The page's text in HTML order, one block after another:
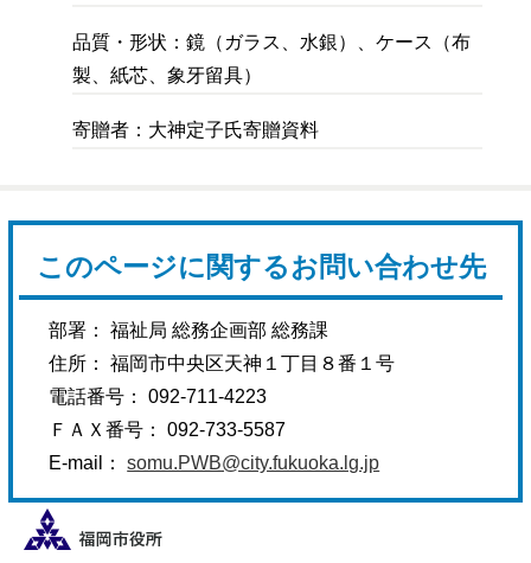
品質・形状：鏡（ガラス、水銀）、ケース（布
製、紙芯、象牙留具）
寄贈者：大神定子氏寄贈資料
このページに関するお問い合わせ先
部署： 福祉局 総務企画部 総務課
住所： 福岡市中央区天神１丁目８番１号
電話番号： 092-711-4223
ＦＡＸ番号： 092-733-5587
E-mail：somu.PWB@city.fukuoka.lg.jp